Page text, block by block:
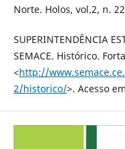
Norte. Holos, vol.2, n.
SUPERINTENDÊNCIA
SEMACE. Histórico.
<http://
2/historico/>. Acesso